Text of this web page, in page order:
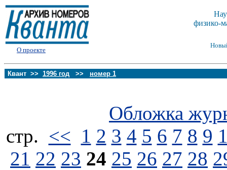
О проекте
физико-
Квант >> 1996 год >> номер 1
Обложка
стp. << 1 2 3 4 5 6 7 8 9
21 22 23 24 25 26 27 28